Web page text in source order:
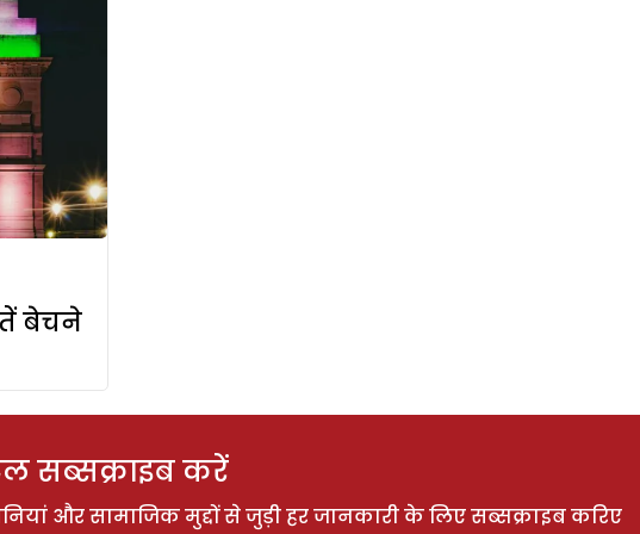
बेचने
सब्सक्राइब करें
और सामाजिक मुद्दों से जुड़ी हर जानकारी के लिए सब्सक्राइब करिए